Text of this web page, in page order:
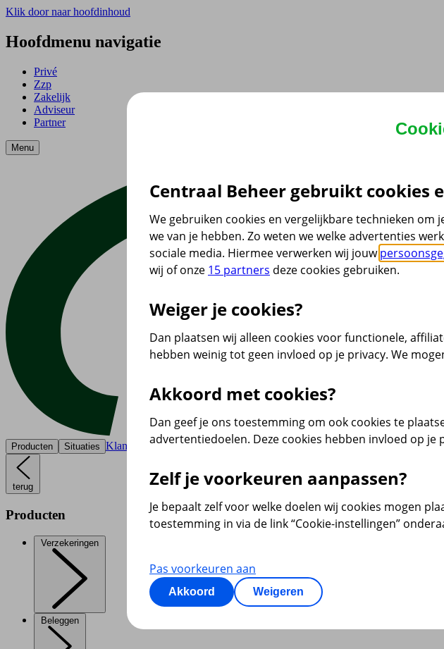
Klik door naar hoofdinhoud
Hoofdmenu navigatie
Privé
Zzp
Zakelijk
Adviseur
Partner
Menu
Producten Situaties Klantenservice
terug
Producten
Verzekeringen
Beleggen
Centraal Beheer gebruikt cookies
We gebruiken cookies en vergelijkbare technieken
we van je hebben. Zo weten we welke advertenties
sociale media. Hiermee verwerken wij jouw
wij of onze 15 partners deze cookies gebruiken.
Weiger je cookies?
Dan plaatsen wij alleen cookies voor functionele,
hebben weinig tot geen invloed op je privacy. We
Akkoord met cookies?
Dan geef je ons toestemming om ook cookies te
advertentiedoelen. Deze cookies hebben invloed op je
Zelf je voorkeuren aanpassen?
Je bepaalt zelf voor welke doelen wij cookies mogen
toestemming in via de link “Cookie-instellingen”
Pas voorkeuren aan
Akkoord Weigeren